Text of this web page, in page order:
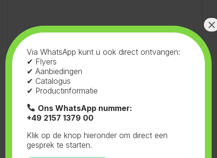
SKU:72.002 Categorie:Dr. Green
Tag:
Via WhatsApp kunt u ook direct ontvangen:
✔ Flyers
✔ Aanbiedingen
✔ Catalogus
✔ Productinformatie
Ons WhatsApp nummer:
+49 2157 1379 00
Klik op de knop hieronder om direct een
gesprek te starten.
×